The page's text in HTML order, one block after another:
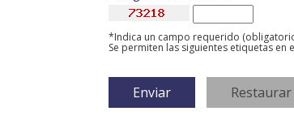
*Indica un campo requerido
Se permiten las siguientes etiquetas en